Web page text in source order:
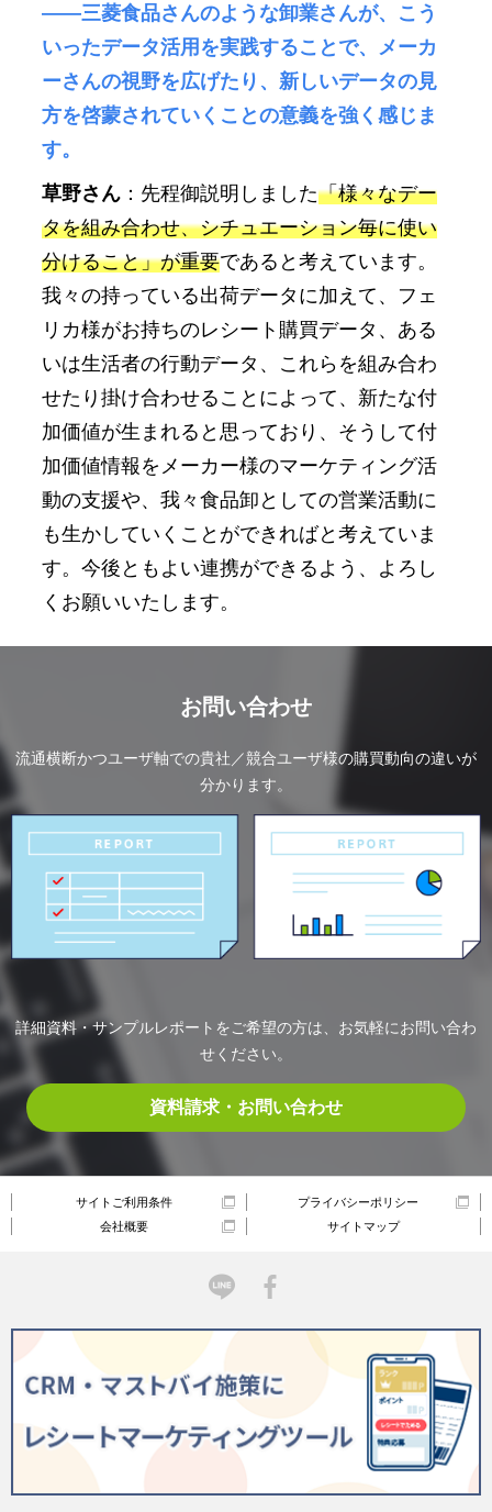
――三菱食品さんのような卸業さんが、こう
いったデータ活用を実践することで、メーカ
ーさんの視野を広げたり、新しいデータの見
方を啓蒙されていくことの意義を強く感じま
す。
草野さん ：先程御説明しました「様々なデー
タを組み合わせ、シチュエーション毎に使い
分けること」が重要であると考えています。
我々の持っている出荷データに加えて、フェ
リカ様がお持ちのレシート購買データ、ある
いは生活者の行動データ、これらを組み合わ
せたり掛け合わせることによって、新たな付
加価値が生まれると思っており、そうして付
加価値情報をメーカー様のマーケティング活
動の支援や、我々食品卸としての営業活動に
も生かしていくことができればと考えていま
す。今後ともよい連携ができるよう、よろし
くお願いいたします。
お問い合わせ
流通横断かつユーザ軸での貴社／競合ユーザ様の購買動向の違いが
分かります。
詳細資料・サンプルレポートをご希望の方は、お気軽にお問い合わ
せください。
資料請求・お問い合わせ
サイトご利用条件
プライバシーポリシー
会社概要
サイトマップ